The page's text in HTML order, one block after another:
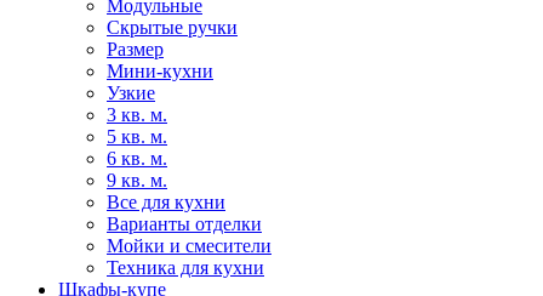
Модульные
Скрытые ручки
Размер
Мини-кухни
Узкие
3 кв. м.
5 кв. м.
6 кв. м.
9 кв. м.
Все для кухни
Варианты отделки
Мойки и смесители
Техника для кухни
Шкафы-купе